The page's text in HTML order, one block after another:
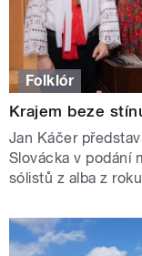
Folklór
Krajem beze
Jan Káčer
Slovácka v podání
sólistů z alba z